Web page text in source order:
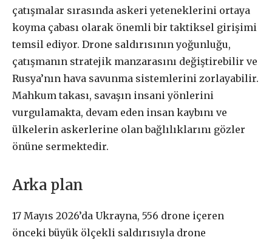
çatışmalar sırasında askeri yeteneklerini ortaya
koyma çabası olarak önemli bir taktiksel girişimi
temsil ediyor. Drone saldırısının yoğunluğu,
çatışmanın stratejik manzarasını değiştirebilir ve
Rusya’nın hava savunma sistemlerini zorlayabilir.
Mahkum takası, savaşın insani yönlerini
vurgulamakta, devam eden insan kaybını ve
ülkelerin askerlerine olan bağlılıklarını gözler
önüne sermektedir.
Arka plan
17 Mayıs 2026’da Ukrayna, 556 drone içeren
önceki büyük ölçekli saldırısıyla drone